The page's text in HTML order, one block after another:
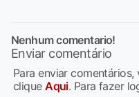
Nenhum comentario!
Enviar comentário
Para enviar
cliqueAqui. Para fazer